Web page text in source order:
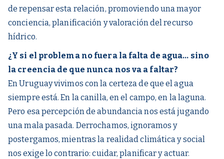
de repensar esta relación, promoviendo una mayor
conciencia, planificación y valoración del recurso
hídrico.
¿Y si el problema no fuera la falta de agua… sino
la creencia de que nunca nos va a faltar?
En Uruguay vivimos con la certeza de que el agua
siempre está. En la canilla, en el campo, en la laguna.
Pero esa percepción de abundancia nos está jugando
una mala pasada. Derrochamos, ignoramos y
postergamos, mientras la realidad climática y social
nos exige lo contrario: cuidar, planificar y actuar.